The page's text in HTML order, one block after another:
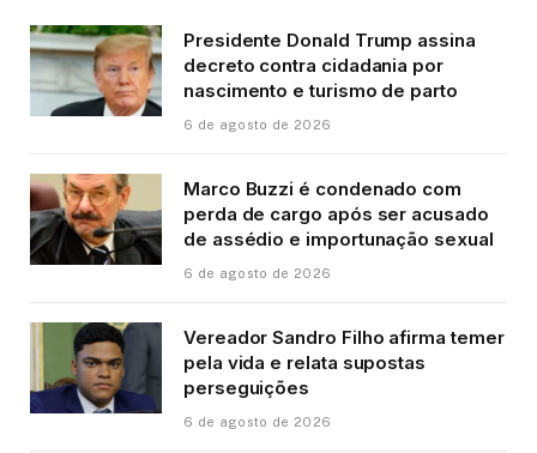
Presidente Donald Trump assina
decreto contra cidadania por
nascimento e turismo de parto
6 de agosto de 2026
Marco Buzzi é condenado com
perda de cargo após ser acusado
de assédio e importunação sexual
6 de agosto de 2026
Vereador Sandro Filho afirma temer
pela vida e relata supostas
perseguições
6 de agosto de 2026